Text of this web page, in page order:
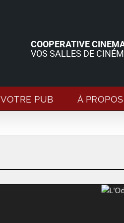
COOPERATIVE
VOS SALLES DE
VOTRE PUB À